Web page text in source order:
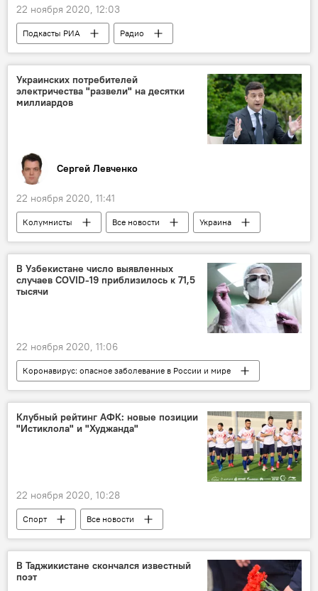
22 ноября 2020, 12:03
Подкасты РИА Радио
Украинских потребителей
электричества "развели" на десятки
миллиардов
Сергей Левченко
22 ноября 2020, 11:41
Колумнисты Все новости
Украина
электроэнергия
В Узбекистане число выявленных
случаев COVID-19 приблизилось к 71,5
тысячи
22 ноября 2020, 11:06
Коронавирус: опасное заболевание в России и мире
Все новости
коронавирус
Узбекистан
Клубный рейтинг АФК: новые позиции
"Истиклола" и "Худжанда"
22 ноября 2020, 10:28
Спорт Все новости
В Таджикистане скончался известный
поэт